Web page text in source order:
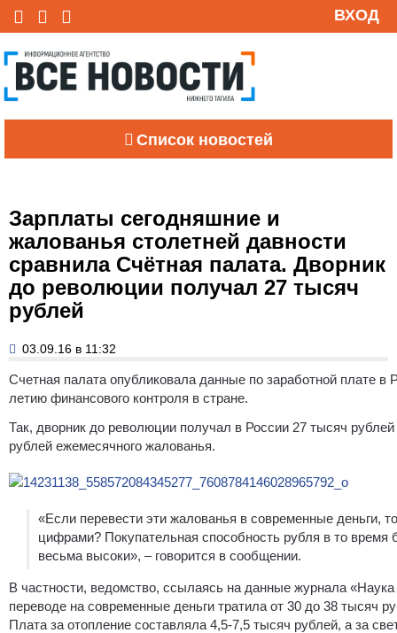
ВХОД
Список новостей
Зарплаты сегодняшние и
жалованья столетней давности
сравнила Счётная палата. Дворник
до революции получал 27 тысяч
рублей
03.09.16 в 11:32
Счетная палата опубликовала данные по заработной плате
летию финансового контроля в стране.
Так, дворник до революции получал в России 27 тысяч
рублей ежемесячного жалованья.
«Если перевести эти жалованья в современные деньги,
цифрами? Покупательная способность рубля в то
весьма высоки», – говорится в сообщении.
В частности, ведомство, ссылаясь на данные журнала
переводе на современные деньги тратила от 30 до 38 тысяч
Плата за отопление составляла 4,5-7,5 тысяч рублей, а за